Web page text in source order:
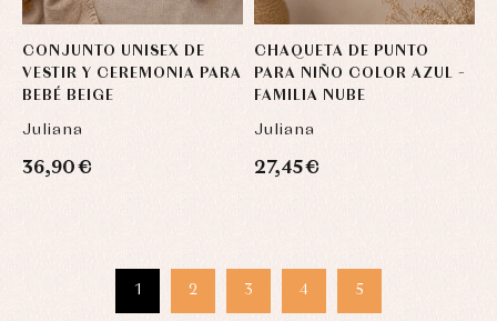
CONJUNTO UNISEX DE
VESTIR Y CEREMONIA PARA
BEBÉ BEIGE
Juliana
36,90 €
CHAQUETA DE PUNTO
PARA NIÑO COLOR AZUL –
FAMILIA NUBE
Juliana
27,45 €
1 2 3 4 5